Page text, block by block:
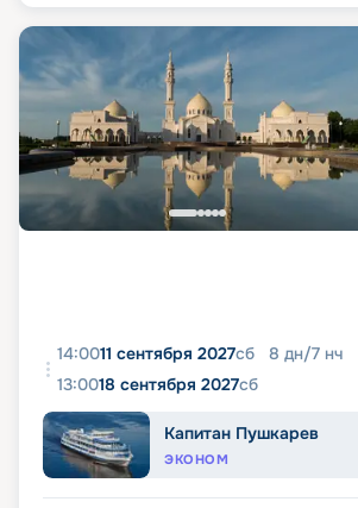
14:0011 сентября 2027сб 8 дн/7 нч
13:0018 сентября 2027сб
Капитан Пушкарев
ЭКОНОМ